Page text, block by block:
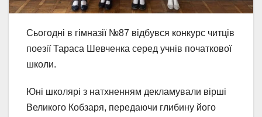
Сьогодні в гімназії №87 відбувся конкурс читців
поезії Тараса Шевченка серед учнів початкової
школи.
Юні школярі з натхненням декламували вірші
Великого Кобзаря, передаючи глибину його